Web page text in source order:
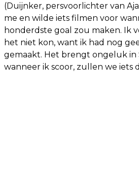
(Duijnker, persvoorlichter van
me en wilde iets filmen voor
honderdste goal zou maken. Ik
het niet kon, want ik had nog
gemaakt. Het brengt ongeluk in
wanneer ik scoor, zullen we iets